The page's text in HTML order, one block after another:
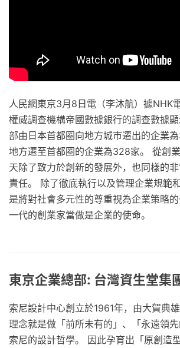
人民網東京3月8日電（李沐航）據NHK
權威調查機構帝國數據銀行的調查數據
部由日本首都圈向地方城市遷出的企業
地方遷至首都圈的企業為328家。 從創
天除了致力於創新的發展外，也同樣的
責任。 除了徹底執行以及管理企業規範
是將對社會多元性的尊重視為企業策略
一代的創業家當做是企業的使命。
東京企業總部: 台灣資生堂集
索尼設計中心創立於1961年，由大賀典
理念就是做「前所未有的」、「永遠領
索尼的設計哲學。 因此孕育出「原創造